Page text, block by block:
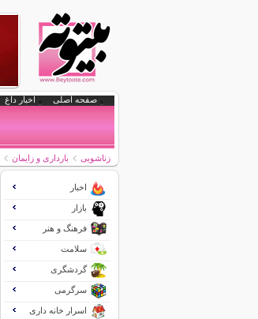
صفحه اصلی اخبار داغ
زناشویی بارداری و زایمان
اخبار
بازار
فرهنگ و هنر
سلامت
گردشگری
سرگرمی
اسرار خانه داری